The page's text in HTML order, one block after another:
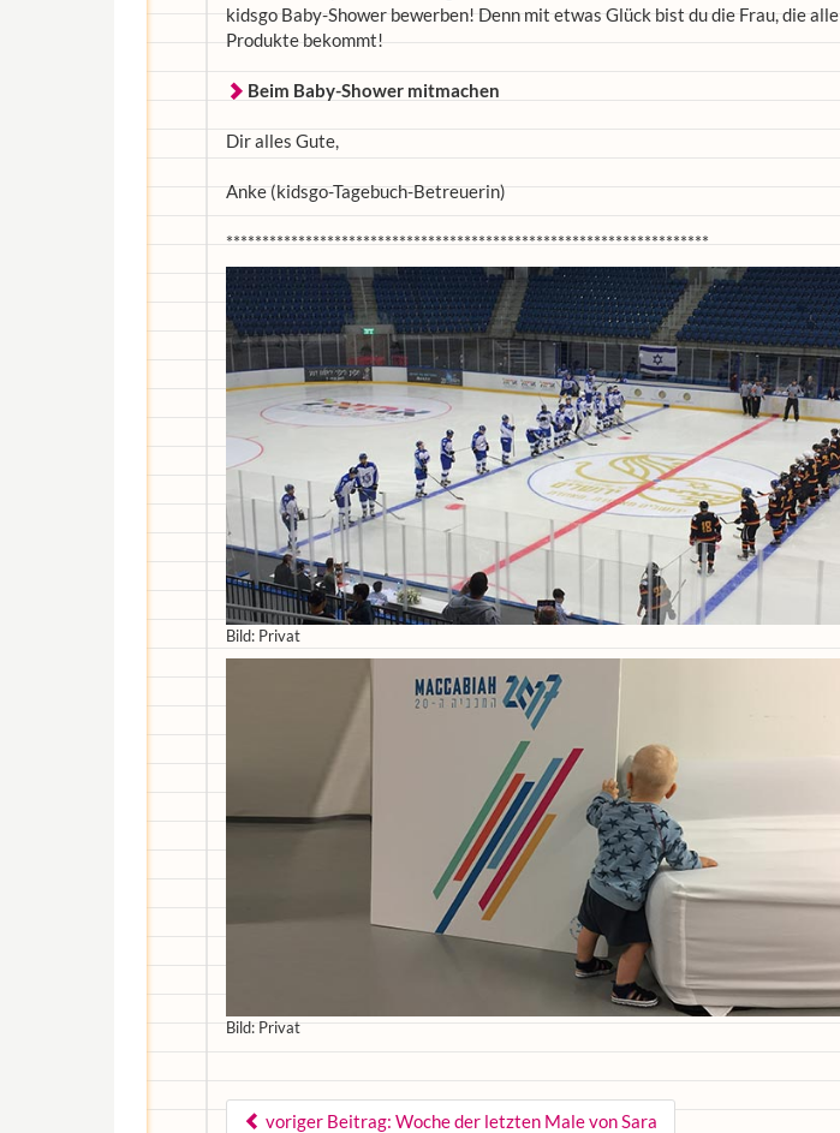
kidsgo Baby-Shower bewerben! Denn mit etwas Glück bist du die Frau, die alle
Produkte bekommt!
Beim Baby-Shower mitmachen
Dir alles Gute,
Anke (kidsgo-Tagebuch-Betreuerin)
*******************************************************************
Bild: Privat
Bild: Privat
voriger Beitrag: Woche der letzten Male von Sara